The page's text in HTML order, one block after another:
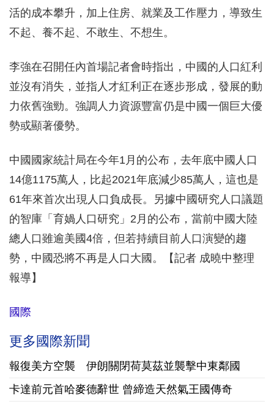
活的成本攀升，加上住房、就業及工作壓力，導致生
不起、養不起、不敢生、不想生。
李強在召開任內首場記者會時指出，中國的人口紅利
並沒有消失，並指人才紅利正在逐步形成，發展的動
力依舊強勁。強調人力資源豐富仍是中國一個巨大優
勢或顯著優勢。
中國國家統計局在今年1月的公布，去年底中國人口
14億1175萬人，比起2021年底減少85萬人，這也是
61年來首次出現人口負成長。另據中國研究人口議題
的智庫「育媧人口研究」2月的公布，當前中國大陸
總人口雖逾美國4倍，但若持續目前人口演變的趨
勢，中國恐將不再是人口大國。【記者 成曉中整理
報導】
國際
更多國際新聞
報復美方空襲 伊朗關閉荷莫茲並襲擊中東鄰國
卡達前元首哈麥德辭世 曾締造天然氣王國傳奇